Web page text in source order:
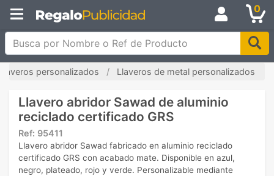
0
Busca por Nombre o Ref de Producto
personalizados Llaveros de metal personalizados
Llavero abridor Sawad de aluminio
reciclado certificado GRS
Ref: 95411
Llavero abridor Sawad fabricado en aluminio reciclado
certificado GRS con acabado mate. Disponible en azul,
negro, plateado, rojo y verde. Personalizable mediante